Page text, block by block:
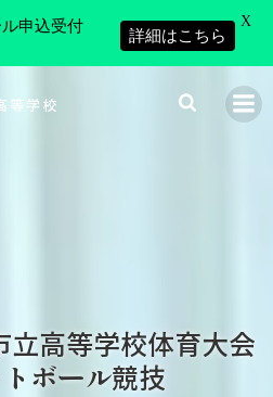
ン
等学校
高等学校体育大会
ボール競技
申込受付
詳細はこちら
X